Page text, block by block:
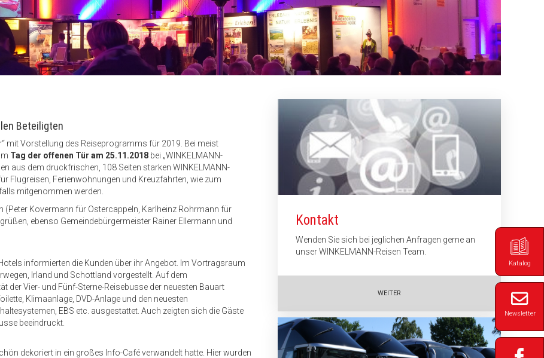
Katalog
Newsletter
Beteiligten
mit Vorstellung des Reiseprogramms für 2019. Bei meist
Tag der offenen Tür am 25.11.2018 bei „WINKELMANN-
aus dem druckfrischen, 108 Seiten starken WINKELMANN-
Flugreisen, Ferienwohnungen und Kreuzfahrten, wie zum
mitgenommen werden.
(Peter Kovermann für Ostercappeln, Karlheinz Rohrmann für
ebenso Gemeindebürgermeister Rainer Ellermann und
informierten die Kunden über ihr Angebot. Im Vortragsraum
Irland und Schottland vorgestellt. Auf dem
der Vier- und Fünf-Sterne-Reisebusse der neuesten Bauart
Klimaanlage, DVD-Anlage und den neuesten
EBS etc. ausgestattet. Auch zeigten sich die Gäste
beeindruckt.
dekoriert in ein großes Info-Café verwandelt hatte. Hier wurden
Kontakt
Wenden Sie sich bei jeglichen Anfragen gerne an
unser WINKELMANN-Reisen Team.
WEITER